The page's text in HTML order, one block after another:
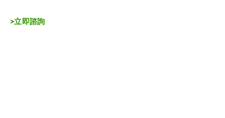
>立即諮詢